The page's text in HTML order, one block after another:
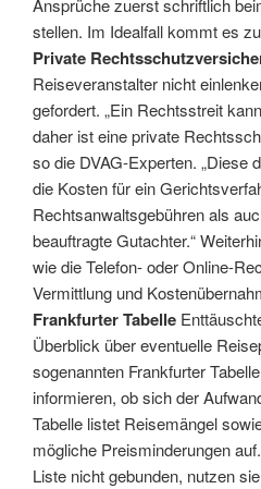
Ansprüche zuerst schriftlich
stellen. Im Idealfall kommt es
Private
Reiseveranstalter nicht
gefordert. „Ein Rechtsstreit
daher ist eine private
so die DVAG-Experten. „Diese
die Kosten für ein
Rechtsanwaltsgebühren als
beauftragte Gutachter.“
wie die Telefon- oder Online-
Vermittlung und
Frankfurter Tabelle
Überblick über eventuelle
sogenannten Frankfurter
informieren, ob sich der
Tabelle listet Reisemängel
mögliche Preisminderungen
Liste nicht gebunden, nutzen